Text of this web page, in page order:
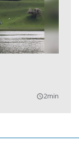
query_builder2min